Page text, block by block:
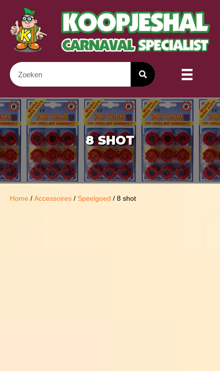
8 SHOT
Home / Accessoires / Speelgoed / 8 shot